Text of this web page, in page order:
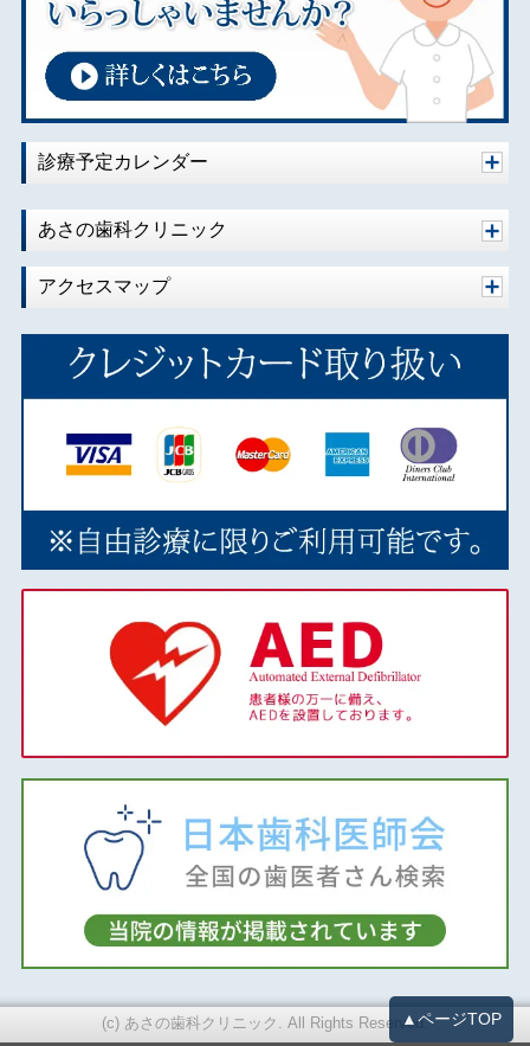
診療予定カレンダー
あさの歯科クリニック
アクセスマップ
▲ページTOP
(c) あさの歯科クリニック. All Rights Reserved.